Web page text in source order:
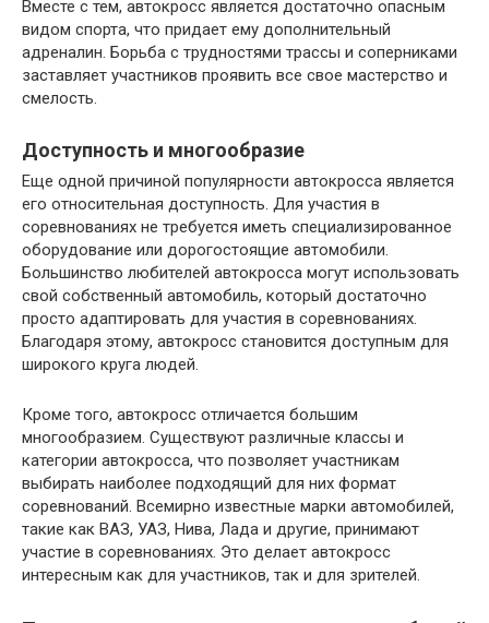
Вместе с тем, автокросс является достаточно опасным
видом спорта, что придает ему дополнительный
адреналин. Борьба с трудностями трассы и соперниками
заставляет участников проявить все свое мастерство и
смелость.
Доступность и многообразие
Еще одной причиной популярности автокросса является
его относительная доступность. Для участия в
соревнованиях не требуется иметь специализированное
оборудование или дорогостоящие автомобили.
Большинство любителей автокросса могут использовать
свой собственный автомобиль, который достаточно
просто адаптировать для участия в соревнованиях.
Благодаря этому, автокросс становится доступным для
широкого круга людей.
Кроме того, автокросс отличается большим
многообразием. Существуют различные классы и
категории автокросса, что позволяет участникам
выбирать наиболее подходящий для них формат
соревнований. Всемирно известные марки автомобилей,
такие как ВАЗ, УАЗ, Нива, Лада и другие, принимают
участие в соревнованиях. Это делает автокросс
интересным как для участников, так и для зрителей.